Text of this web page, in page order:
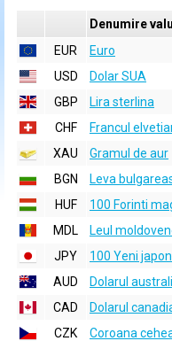
Denumire
EUR
Euro
USD
Dolar SUA
GBP
Lira sterlina
CHF
Francul
XAU
Gramul de aur
BGN
Leva
HUF
100 Forinti
MDL
Leul
JPY
100 Yeni
AUD
Dolarul
CAD
Dolarul
CZK
Coroana